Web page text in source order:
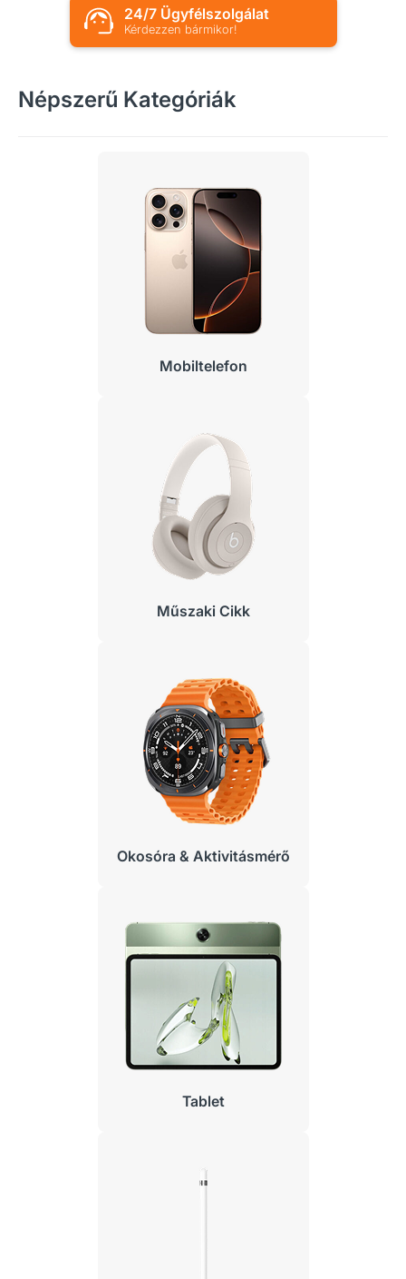
24/7 Ügyfélszolgálat
Kérdezzen bármikor!
Népszerű Kategóriák
Mobiltelefon
Műszaki Cikk
Okosóra & Aktivitásmérő
Tablet